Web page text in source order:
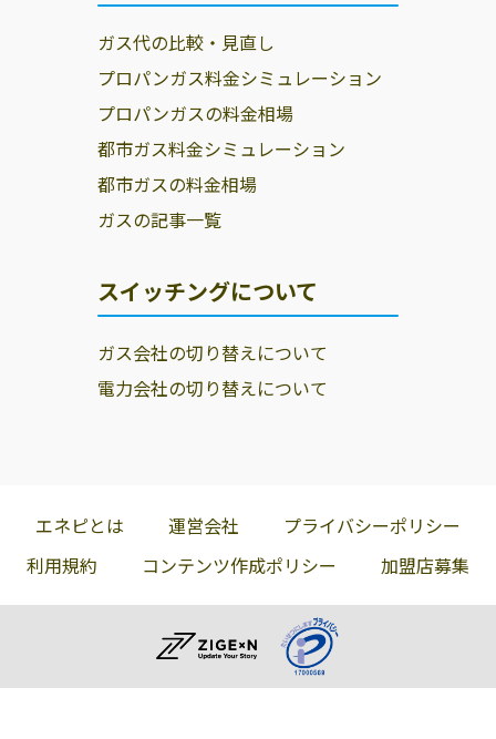
ガス代の比較・見直し
プロパンガス料金シミュレーション
プロパンガスの料金相場
都市ガス料金シミュレーション
都市ガスの料金相場
ガスの記事一覧
スイッチングについて
ガス会社の切り替えについて
電力会社の切り替えについて
エネピとは 運営会社
プライバシーポリシー
利用規約
コンテンツ作成ポリシー 加盟店募集